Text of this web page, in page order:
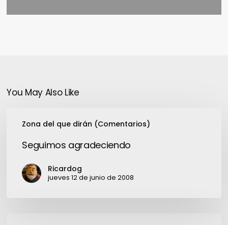
You May Also Like
Zona del que dirán (Comentarios)
agradeciendo
Seguimos agradeciendo
Ricardog
jueves 12 de junio de 2008